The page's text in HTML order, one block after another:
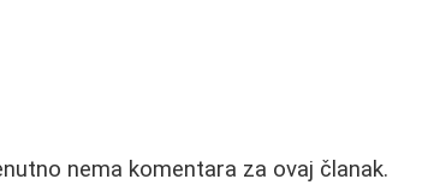
nema komentara za ovaj članak.